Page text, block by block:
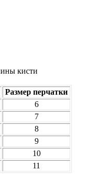
Размер перчатки
6
7
8
9
10
11